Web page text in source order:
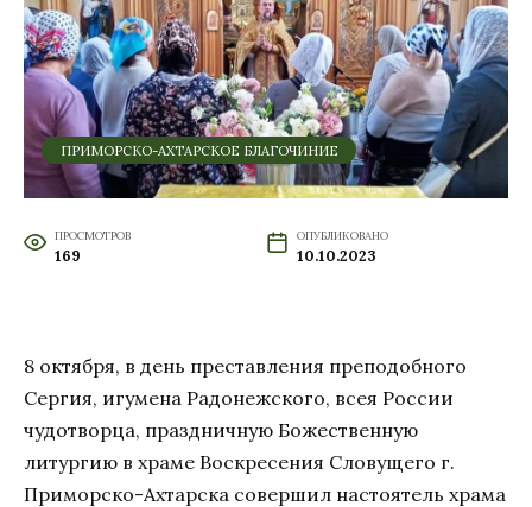
ПРИМОРСКО-АХТАРСКОЕ БЛАГОЧИНИЕ
ПРОСМОТРОВ
169
ОПУБЛИКОВАНО
10.10.2023
8 октября, в день преставления преподобного
Сергия, игумена Радонежского, всея России
чудотворца, праздничную Божественную
литургию в храме Воскресения Словущего г.
Приморско-Ахтарска совершил настоятель храма